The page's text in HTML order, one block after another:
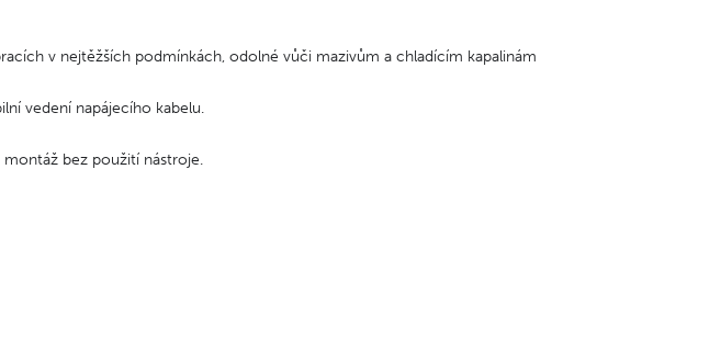
v nejtěžších podmínkách, odolné vůči mazivům a chladícím kapalinám
vedení napájecího kabelu.
bez použití nástroje.